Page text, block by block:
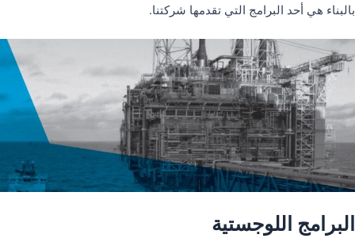
بالبناء هي أحد البرامج التي تقدمها شركتنا.
البرامج اللوجستية